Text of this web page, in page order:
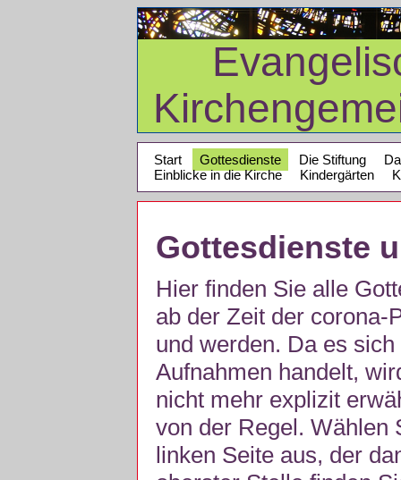
Start Gottesdienste Die Stiftung
Einblicke in die Kirche
Kindergärten
Gottesdienste
Hier finden Sie alle
ab der Zeit der corona-
und werden. Da es
Aufnahmen handelt,
nicht mehr explizit
von der Regel. Wählen
linken Seite aus, der